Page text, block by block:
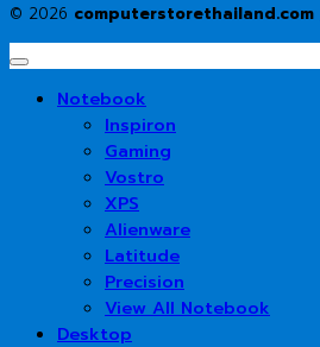
© 2026 computerstorethailand.com
Notebook
Inspiron
Gaming
Vostro
XPS
Alienware
Latitude
Precision
View All Notebook
Desktop